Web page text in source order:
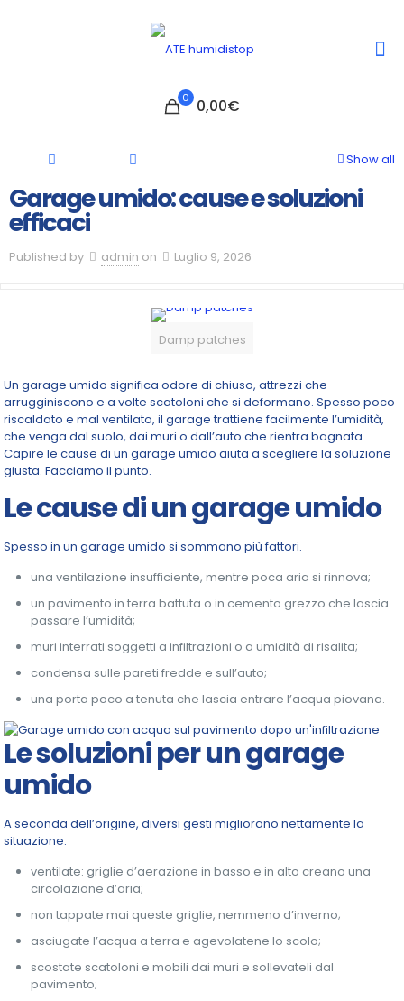
0 0,00€
Show all
Garage umido: cause e soluzioni
efficaci
Published by admin on Luglio 9, 2026
Damp patches
Un garage umido significa odore di chiuso, attrezzi che
arrugginiscono e a volte scatoloni che si deformano. Spesso poco
riscaldato e mal ventilato, il garage trattiene facilmente l’umidità,
che venga dal suolo, dai muri o dall’auto che rientra bagnata.
Capire le cause di un garage umido aiuta a scegliere la soluzione
giusta. Facciamo il punto.
Le cause di un garage umido
Spesso in un garage umido si sommano più fattori.
una ventilazione insufficiente, mentre poca aria si rinnova;
un pavimento in terra battuta o in cemento grezzo che lascia
passare l’umidità;
muri interrati soggetti a infiltrazioni o a umidità di risalita;
condensa sulle pareti fredde e sull’auto;
una porta poco a tenuta che lascia entrare l’acqua piovana.
Le soluzioni per un garage
umido
A seconda dell’origine, diversi gesti migliorano nettamente la
situazione.
ventilate: griglie d’aerazione in basso e in alto creano una
circolazione d’aria;
non tappate mai queste griglie, nemmeno d’inverno;
asciugate l’acqua a terra e agevolatene lo scolo;
scostate scatoloni e mobili dai muri e sollevateli dal
pavimento;